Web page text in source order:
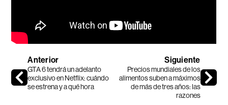
Anterior
GTA 6 tendrá un adelanto
exclusivo en Netflix: cuándo
se estrena y a qué hora
Siguiente
Precios mundiales de los
alimentos suben a máximos
de más de tres años: las
razones